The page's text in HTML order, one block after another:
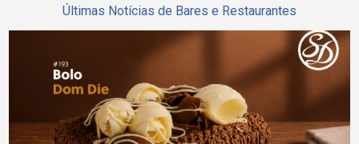
Últimas Notícias de Bares e Restaurantes